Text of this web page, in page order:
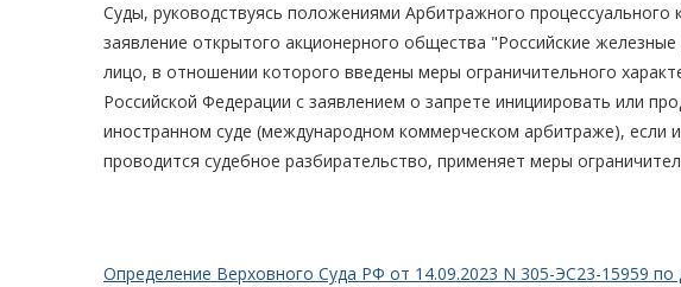
Суды, руководствуясь положениями Арбитражного процессуального
заявление открытого акционерного общества "Российские
лицо, в отношении которого введены меры ограничительного
Российской Федерации с заявлением о запрете инициировать или
иностранном суде (международном коммерческом арбитраже), если
проводится судебное разбирательство, применяет меры
Определение Верховного Суда РФ от 14.09.2023 N 305-ЭС23-15959 по